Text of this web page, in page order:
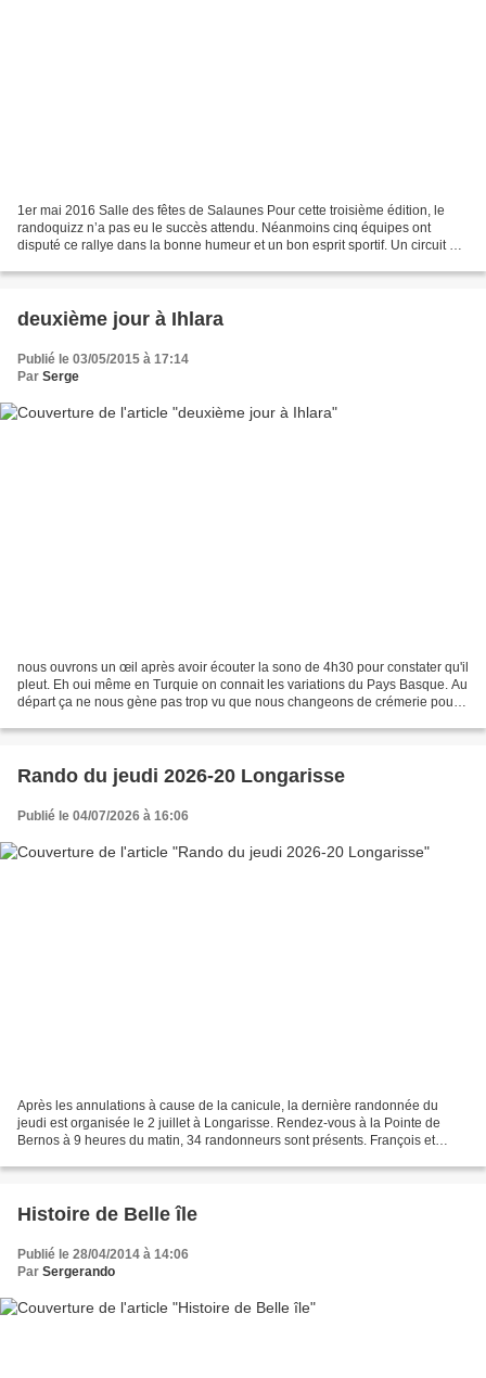
1er mai 2016 Salle des fêtes de Salaunes Pour cette troisième édition, le
randoquizz n’a pas eu le succès attendu. Néanmoins cinq équipes ont
disputé ce rallye dans la bonne humeur et un bon esprit sportif. Un circuit en
deuxième jour à Ihlara
Publié le 03/05/2015 à 17:14
Par Serge
nous ouvrons un œil après avoir écouter la sono de 4h30 pour constater qu'il
pleut. Eh oui même en Turquie on connait les variations du Pays Basque. Au
départ ça ne nous gène pas trop vu que nous changeons de crémerie pour
Rando du jeudi 2026-20 Longarisse
Publié le 04/07/2026 à 16:06
Après les annulations à cause de la canicule, la dernière randonnée du
jeudi est organisée le 2 juillet à Longarisse. Rendez-vous à la Pointe de
Bernos à 9 heures du matin, 34 randonneurs sont présents. François et
Histoire de Belle île
Publié le 28/04/2014 à 14:06
Par Sergerando